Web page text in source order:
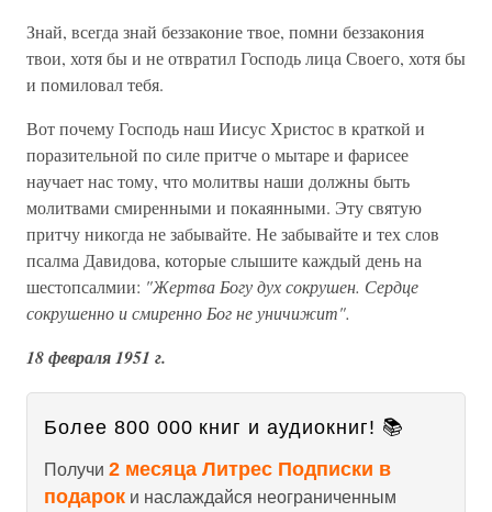
Знай, всегда знай беззаконие твое, помни беззакония
твои, хотя бы и не отвратил Господь лица Своего, хотя бы
и помиловал тебя.
Вот почему Господь наш Иисус Христос в краткой и
поразительной по силе притче о мытаре и фарисее
научает нас тому, что молитвы наши должны быть
молитвами смиренными и покаянными. Эту святую
притчу никогда не забывайте. Не забывайте и тех слов
псалма Давидова, которые слышите каждый день на
шестопсалмии: "Жертва Богу дух сокрушен. Сердце
сокрушенно и смиренно Бог не уничижит".
18 февраля 1951 г.
Более 800 000 книг и аудиокниг! 📚
Получи 2 месяца Литрес Подписки в
подарок и наслаждайся неограниченным